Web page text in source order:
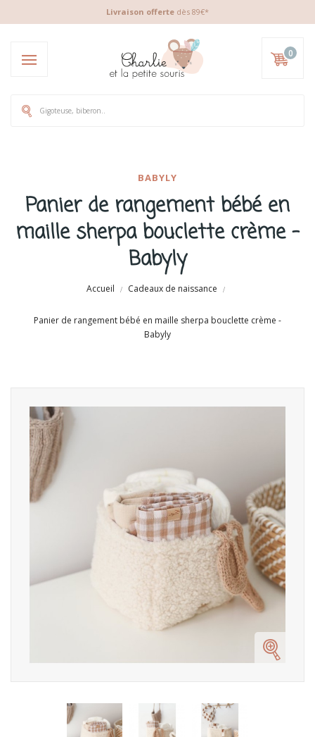
Livraison offerte dès 89€*
0
BABYLY
Panier de rangement bébé en
maille sherpa bouclette crème -
Babyly
Accueil Cadeaux de naissance
Panier de rangement bébé en maille sherpa bouclette crème -
Babyly